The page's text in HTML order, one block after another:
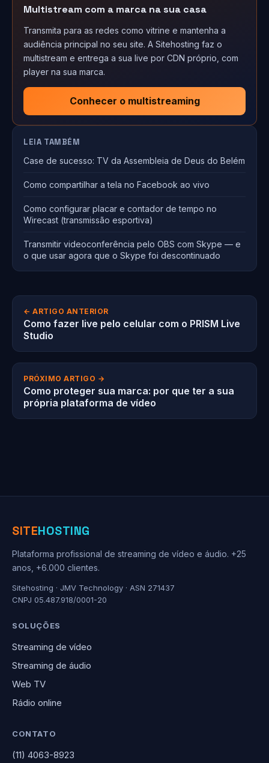
Multistream com a marca na sua casa
Transmita para as redes como vitrine e mantenha a
audiência principal no seu site. A Sitehosting faz o
multistream e entrega a sua live por CDN próprio, com
player na sua marca.
Conhecer o multistreaming
LEIA TAMBÉM
Case de sucesso: TV da Assembleia de Deus do Belém
Como compartilhar a tela no Facebook ao vivo
Como configurar placar e contador de tempo no
Wirecast (transmissão esportiva)
Transmitir videoconferência pelo OBS com Skype — e
o que usar agora que o Skype foi descontinuado
← ARTIGO ANTERIOR
Como fazer live pelo celular com o PRISM Live
Studio
PRÓXIMO ARTIGO →
Como proteger sua marca: por que ter a sua
própria plataforma de vídeo
SITEHOSTING
Plataforma profissional de streaming de vídeo e áudio. +25
anos, +6.000 clientes.
Sitehosting · JMV Technology · ASN 271437
CNPJ 05.487.918/0001-20
SOLUÇÕES
Streaming de vídeo
Streaming de áudio
Web TV
Rádio online
CONTATO
(11) 4063-8923